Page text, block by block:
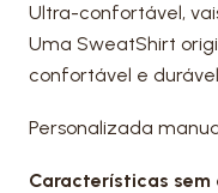
Ultra-confortável,
Uma SweatShirt
confortável e
Personalizada
Características sem